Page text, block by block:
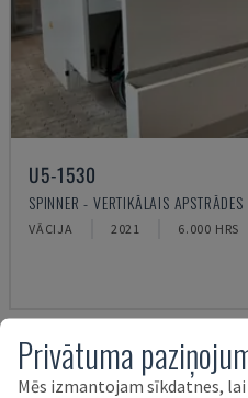
U5-1530
SPINNER - VERTIKĀLAIS APSTRĀDES
VĀCIJA 2021 6.000 HRS
Privātuma
Mēs izmantojam sīkdatnes,